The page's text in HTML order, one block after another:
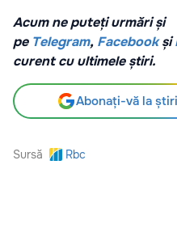
Acum ne puteți urmări și
pe Telegram, Facebook și
curent cu ultimele știri.
Abonați-vă la
Sursă Rbc